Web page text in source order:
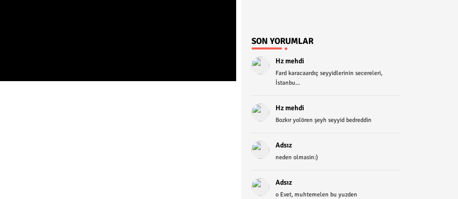
SON YORUMLAR
Hz mehdi
Fard karacaardıç seyyidlerinin secereleri,
İstanbu...
Hz mehdi
Bozkır yolören şeyh seyyid bedreddin
Adsız
neden olmasin:)
Adsız
o Evet, muhtemelen bu yuzden